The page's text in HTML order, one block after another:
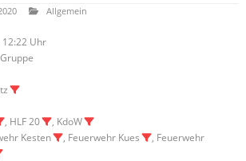
Allgemein
12:22 Uhr
, HLF 20
, KdoW
Kesten , Feuerwehr Kues
, Feuerwehr